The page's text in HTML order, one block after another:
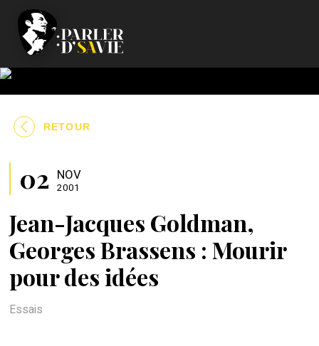
RETOUR
Jean-Jacques Goldman,
Georges Brassens : Mourir
pour des idées
02 NOV
2001
Essais